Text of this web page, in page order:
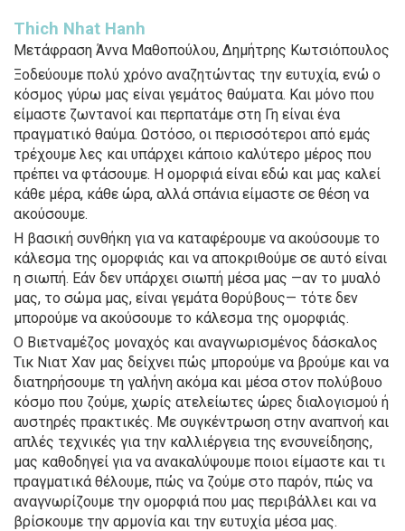
Thich Nhat Hanh
Μετάφραση Άννα Μαθοπούλου, Δημήτρης Κωτσιόπουλος
Ξοδεύουμε πολύ χρόνο αναζητώντας την ευτυχία, ενώ ο
κόσμος γύρω μας είναι γεμάτος θαύματα. Και μόνο που
είμαστε ζωντανοί και περπατάμε στη Γη είναι ένα
πραγματικό θαύμα. Ωστόσο, οι περισσότεροι από εμάς
τρέχουμε λες και υπάρχει κάποιο καλύτερο μέρος που
πρέπει να φτάσουμε. Η ομορφιά είναι εδώ και μας καλεί
κάθε μέρα, κάθε ώρα, αλλά σπάνια είμαστε σε θέση να
ακούσουμε.
Η βασική συνθήκη για να καταφέρουμε να ακούσουμε το
κάλεσμα της ομορφιάς και να αποκριθούμε σε αυτό είναι
η σιωπή. Εάν δεν υπάρχει σιωπή μέσα μας —αν το μυαλό
μας, το σώμα μας, είναι γεμάτα θορύβους— τότε δεν
μπορούμε να ακούσουμε το κάλεσμα της ομορφιάς.
Ο Βιετναμέζος μοναχός και αναγνωρισμένος δάσκαλος
Τικ Νιατ Χαν μας δείχνει πώς μπορούμε να βρούμε και να
διατηρήσουμε τη γαλήνη ακόμα και μέσα στον πολύβουο
κόσμο που ζούμε, χωρίς ατελείωτες ώρες διαλογισμού ή
αυστηρές πρακτικές. Με συγκέντρωση στην αναπνοή και
απλές τεχνικές για την καλλιέργεια της ενσυνείδησης,
μας καθοδηγεί για να ανακαλύψουμε ποιοι είμαστε και τι
πραγματικά θέλουμε, πώς να ζούμε στο παρόν, πώς να
αναγνωρίζουμε την ομορφιά που μας περιβάλλει και να
βρίσκουμε την αρμονία και την ευτυχία μέσα μας.